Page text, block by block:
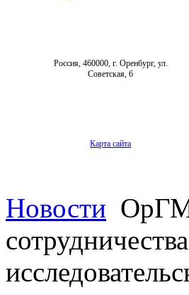
Россия, 460000, г. Оренбург, ул.
Советская, 6
Карта сайта
Новости